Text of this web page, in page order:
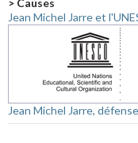
Jean Michel Jarre et
Jean Michel Jarre,